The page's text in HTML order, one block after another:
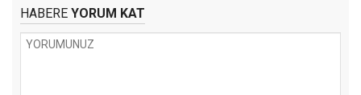
HABERE YORUM KAT